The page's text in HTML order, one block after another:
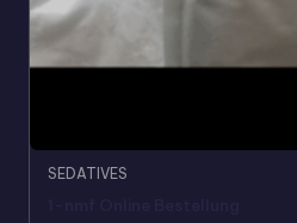
SEDATIVES